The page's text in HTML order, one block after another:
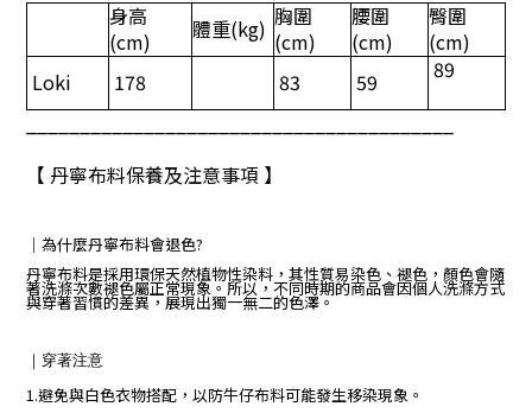
身高
(cm)
體重(kg) 胸圍
(cm)
腰圍
(cm)
臀圍
(cm)
Loki
178 83 59
89
【 丹寧布料保養及注意事項 】
｜ 為什麼丹寧布料會退色?
丹寧布料是採用環保天然植物性染料，其性質易染色、褪色，顏色會隨
著洗滌次數褪色屬正常現象。所以，不同時期的商品會因個人洗滌方式
與穿著習慣的差異，展現出獨一無二的色澤。
｜ 穿著注意
1.避免與白色衣物搭配，以防牛仔布料可能發生移染現象。